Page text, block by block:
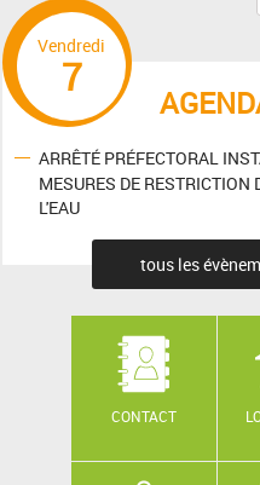
Vendredi
7
ARRÊTÉ PRÉFECTORAL
MESURES DE RESTRICTION
L'EAU
tous les
CONTACT